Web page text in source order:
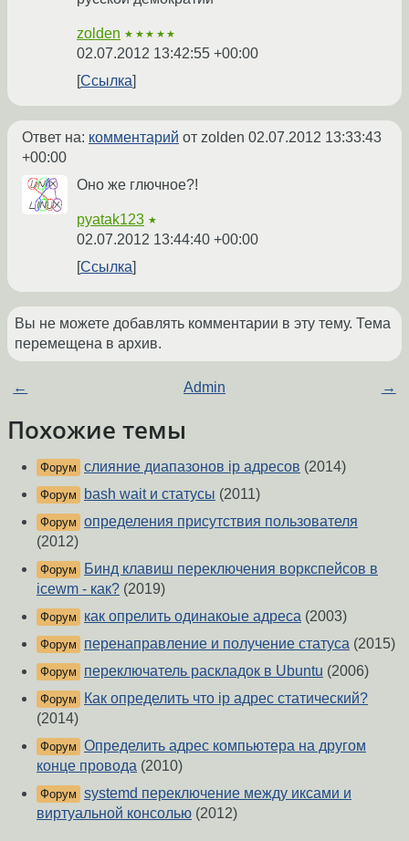
zolden ★★★★★
02.07.2012 13:42:55 +00:00
Ссылка
Ответ на: комментарий от zolden 02.07.2012 13:33:43
+00:00
Оно же глючное?!
pyatak123 ★
02.07.2012 13:44:40 +00:00
Ссылка
Вы не можете добавлять комментарии в эту тему. Тема
перемещена в архив.
← Admin →
Похожие темы
Форум слияние диапазонов ip адресов (2014)
Форум bash wait и статусы (2011)
Форум определения присутствия пользователя
(2012)
Форум
Бинд клавиш переключения воркспейсов в
icewm - как? (2019)
Форум как опрелить одинакоые адреса (2003)
Форум перенаправление и получение статуса (2015)
Форум переключатель раскладок в Ubuntu (2006)
Форум
Как определить что ip адрес статический?
(2014)
Форум Определить адрес компьютера на другом
конце провода (2010)
Форум systemd переключение между иксами и
виртуальной консолью (2012)